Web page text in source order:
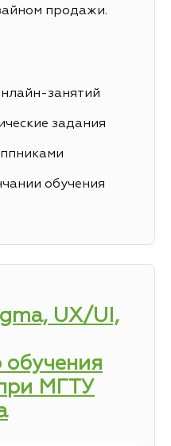
продажи.
занятий
задания
обучения
UX/UI,
обучения
МГТУ